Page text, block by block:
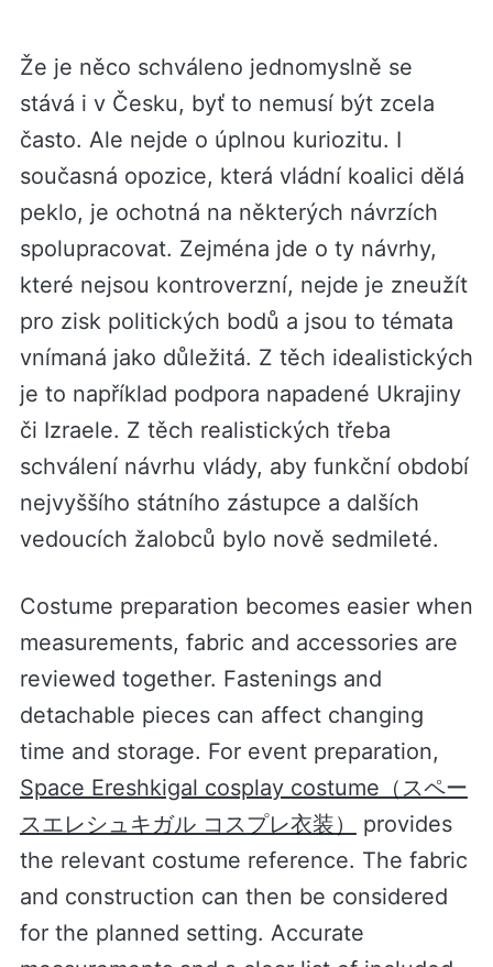
Že je něco schváleno jednomyslně se
stává i v Česku, byť to nemusí být zcela
často. Ale nejde o úplnou kuriozitu. I
současná opozice, která vládní koalici dělá
peklo, je ochotná na některých návrzích
spolupracovat. Zejména jde o ty návrhy,
které nejsou kontroverzní, nejde je zneužít
pro zisk politických bodů a jsou to témata
vnímaná jako důležitá. Z těch idealistických
je to například podpora napadené Ukrajiny
či Izraele. Z těch realistických třeba
schválení návrhu vlády, aby funkční období
nejvyššího státního zástupce a dalších
vedoucích žalobců bylo nově sedmileté.
Costume preparation becomes easier when
measurements, fabric and accessories are
reviewed together. Fastenings and
detachable pieces can affect changing
time and storage. For event preparation,
Space Ereshkigal cosplay costume（スペー
スエレシュキガル コスプレ衣装）
provides
the relevant costume reference. The fabric
and construction can then be considered
for the planned setting. Accurate